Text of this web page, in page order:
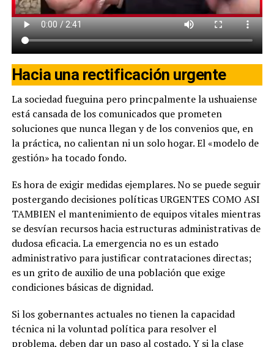
Hacia una rectificación urgente
La sociedad fueguina pero princpalmente la ushuaiense
está cansada de los comunicados que prometen
soluciones que nunca llegan y de los convenios que, en
la práctica, no calientan ni un solo hogar. El «modelo de
gestión» ha tocado fondo.
Es hora de exigir medidas ejemplares. No se puede seguir
postergando decisiones políticas URGENTES COMO ASI
TAMBIEN el mantenimiento de equipos vitales mientras
se desvían recursos hacia estructuras administrativas de
dudosa eficacia. La emergencia no es un estado
administrativo para justificar contrataciones directas;
es un grito de auxilio de una población que exige
condiciones básicas de dignidad.
Si los gobernantes actuales no tienen la capacidad
técnica ni la voluntad política para resolver el
problema, deben dar un paso al costado. Y si la clase